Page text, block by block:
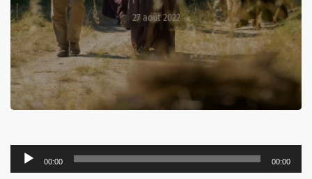
27 août 2022
Lecteur
audio
00:00 00:00